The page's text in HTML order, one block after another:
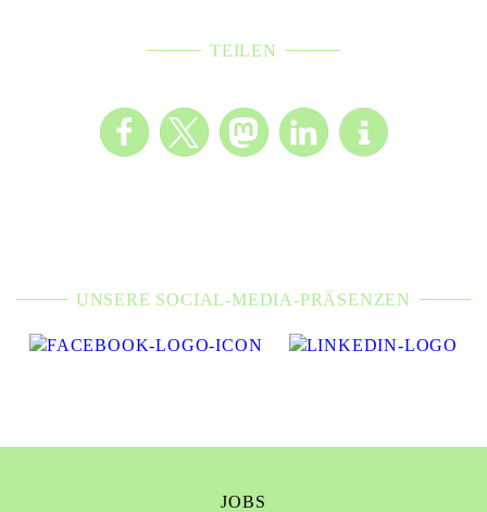
TEILEN
UNSERE SOCIAL-MEDIA-PRÄSENZEN
JOBS